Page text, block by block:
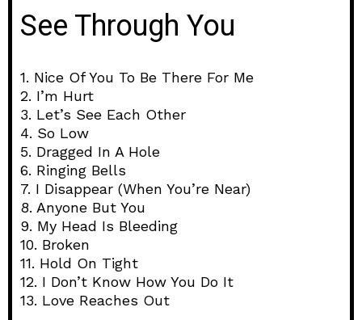
See Through You
1. Nice Of You To Be There For Me
2. I’m Hurt
3. Let’s See Each Other
4. So Low
5. Dragged In A Hole
6. Ringing Bells
7. I Disappear (When You’re Near)
8. Anyone But You
9. My Head Is Bleeding
10. Broken
11. Hold On Tight
12. I Don’t Know How You Do It
13. Love Reaches Out